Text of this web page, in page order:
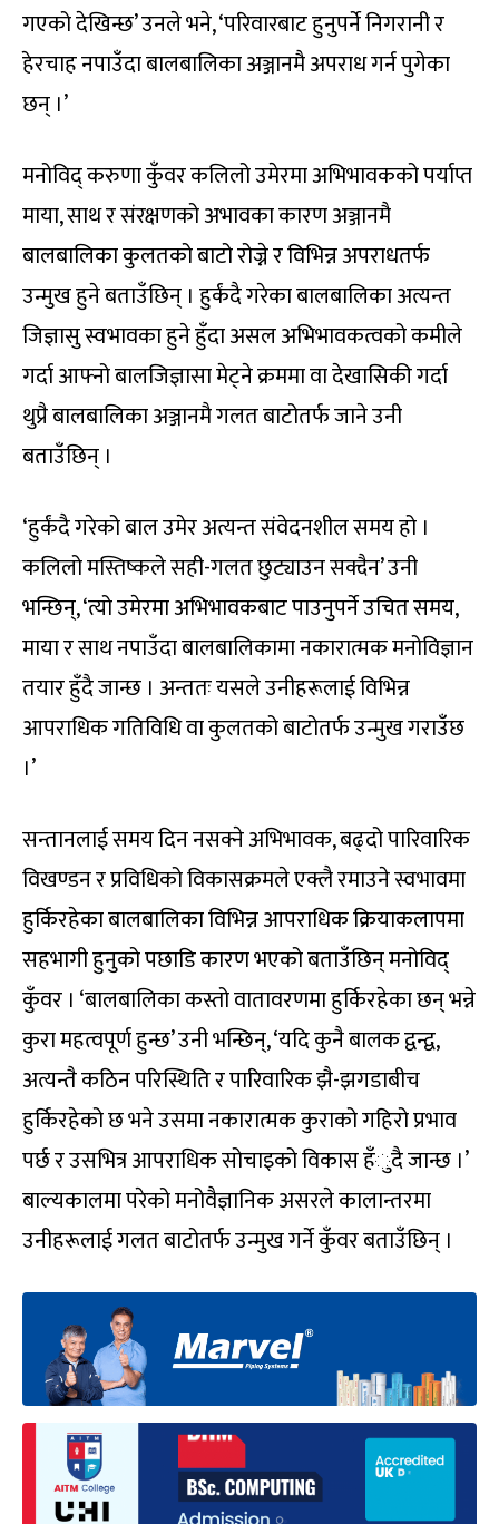
गएको देखिन्छ’ उनले भने, ‘परिवारबाट हुनुपर्ने निगरानी र
हेरचाह नपाउँदा बालबालिका अञ्जानमै अपराध गर्न पुगेका
छन् ।’
मनोविद् करुणा कुँवर कलिलो उमेरमा अभिभावकको पर्याप्त
माया, साथ र संरक्षणको अभावका कारण अञ्जानमै
बालबालिका कुलतको बाटो रोज्ने र विभिन्न अपराधतर्फ
उन्मुख हुने बताउँछिन् । हुर्कंदै गरेका बालबालिका अत्यन्त
जिज्ञासु स्वभावका हुने हुँदा असल अभिभावकत्वको कमीले
गर्दा आफ्नो बालजिज्ञासा मेट्ने क्रममा वा देखासिकी गर्दा
थुप्रै बालबालिका अञ्जानमै गलत बाटोतर्फ जाने उनी
बताउँछिन् ।
‘हुर्कंदै गरेको बाल उमेर अत्यन्त संवेदनशील समय हो ।
कलिलो मस्तिष्कले सही-गलत छुट्याउन सक्दैन’ उनी
भन्छिन्, ‘त्यो उमेरमा अभिभावकबाट पाउनुपर्ने उचित समय,
माया र साथ नपाउँदा बालबालिकामा नकारात्मक मनोविज्ञान
तयार हुँदै जान्छ । अन्ततः यसले उनीहरूलाई विभिन्न
आपराधिक गतिविधि वा कुलतको बाटोतर्फ उन्मुख गराउँछ
।’
सन्तानलाई समय दिन नसक्ने अभिभावक, बढ्दो पारिवारिक
विखण्डन र प्रविधिको विकासक्रमले एक्लै रमाउने स्वभावमा
हुर्किरहेका बालबालिका विभिन्न आपराधिक क्रियाकलापमा
सहभागी हुनुको पछाडि कारण भएको बताउँछिन् मनोविद्
कुँवर । ‘बालबालिका कस्तो वातावरणमा हुर्किरहेका छन् भन्ने
कुरा महत्वपूर्ण हुन्छ’ उनी भन्छिन्, ‘यदि कुनै बालक द्वन्द्व,
अत्यन्तै कठिन परिस्थिति र पारिवारिक झै-झगडाबीच
हुर्किरहेको छ भने उसमा नकारात्मक कुराको गहिरो प्रभाव
पर्छ र उसभित्र आपराधिक सोचाइको विकास हँुदै जान्छ ।’
बाल्यकालमा परेको मनोवैज्ञानिक असरले कालान्तरमा
उनीहरूलाई गलत बाटोतर्फ उन्मुख गर्ने कुँवर बताउँछिन् ।